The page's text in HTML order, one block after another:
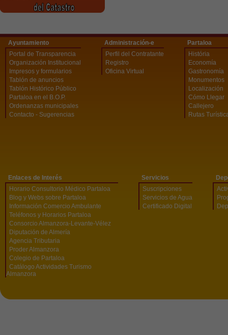
Ayuntamiento
Portal de Transparencia
Organización Institucional
Impresos y formularios
Tablón de anuncios
Tablón Histórico Público
Partaloa en el B.O.P.
Ordenanzas municipales
Contacto - Sugerencias
Administración-e
Perfil del Contratante
Registro
Oficina Virtual
Partaloa
História
Economía
Gastronomía
Monumentos
Localización
Cómo Llegar
Callejero
Rutas
Enlaces de Interés
Horario Consultorio Médico Partaloa
Blog y Webs sobre Partaloa
Información Comercio Ambulante
Teléfonos y Horarios Partaloa
Consorcio Almanzora-Levante-Vélez
Diputación de Almería
Agencia Tributaria
Proder Almanzora
Colegio de Partaloa
Catálogo Actividades Turismo
Almanzora
Servicios
Suscripciones
Servicios de Agua
Certificado Digital